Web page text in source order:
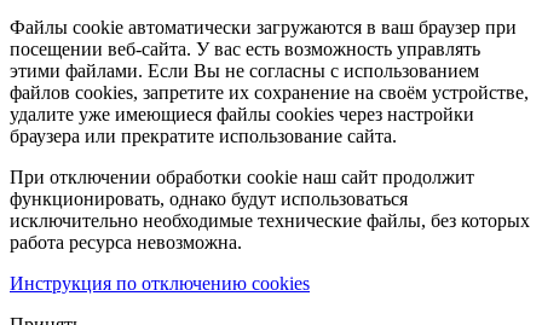
Файлы cookie автоматически загружаются в ваш браузер при
посещении веб-сайта. У вас есть возможность управлять
этими файлами. Если Вы не согласны с использованием
файлов cookies, запретите их сохранение на своём устройстве,
удалите уже имеющиеся файлы cookies через настройки
браузера или прекратите использование сайта.
При отключении обработки cookie наш сайт продолжит
функционировать, однако будут использоваться
исключительно необходимые технические файлы, без которых
работа ресурса невозможна.
Инструкция по отключению cookies